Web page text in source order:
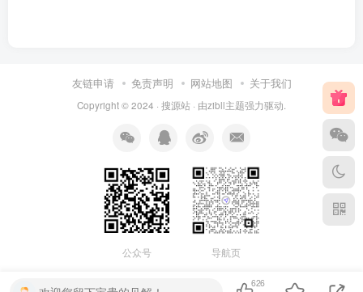
友链申请 免责声明 网站地图 关于我们
Copyright © 2024 · 搜源站 · 由zibll主题强力驱动.
公众号 导航页
626